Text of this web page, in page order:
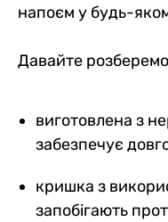
напоєм у будь-
Давайте
виготовлена з
забезпечує
кришка з
запобігають